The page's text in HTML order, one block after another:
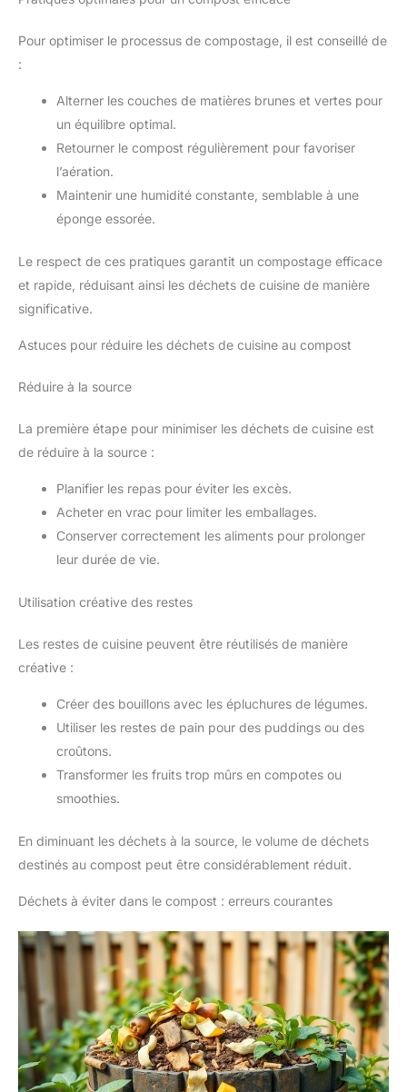
Pour optimiser le processus de compostage, il est conseillé de
:
Alterner les couches de matières brunes et vertes pour
un équilibre optimal.
Retourner le compost régulièrement pour favoriser
l’aération.
Maintenir une humidité constante, semblable à une
éponge essorée.
Le respect de ces pratiques garantit un compostage efficace
et rapide, réduisant ainsi les déchets de cuisine de manière
significative.
Astuces pour réduire les déchets de cuisine au compost
Réduire à la source
La première étape pour minimiser les déchets de cuisine est
de réduire à la source :
Planifier les repas pour éviter les excès.
Acheter en vrac pour limiter les emballages.
Conserver correctement les aliments pour prolonger
leur durée de vie.
Utilisation créative des restes
Les restes de cuisine peuvent être réutilisés de manière
créative :
Créer des bouillons avec les épluchures de légumes.
Utiliser les restes de pain pour des puddings ou des
croûtons.
Transformer les fruits trop mûrs en compotes ou
smoothies.
En diminuant les déchets à la source, le volume de déchets
destinés au compost peut être considérablement réduit.
Déchets à éviter dans le compost : erreurs courantes